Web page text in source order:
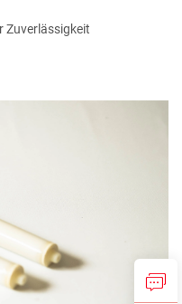
Zuverlässigkeit